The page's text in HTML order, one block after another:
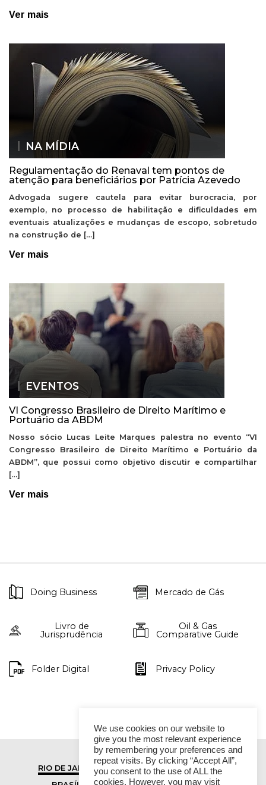
Ver mais
NA MÍDIA
Regulamentação do Renaval tem pontos de
atenção para beneficiários por Patrícia Azevedo
Advogada sugere cautela para evitar burocracia, por
exemplo, no processo de habilitação e dificuldades em
eventuais atualizações e mudanças de escopo, sobretudo
na construção de […]
Ver mais
EVENTOS
VI Congresso Brasileiro de Direito Marítimo e
Portuário da ABDM
Nosso sócio Lucas Leite Marques palestra no evento “VI
Congresso Brasileiro de Direito Marítimo e Portuário da
ABDM”, que possui como objetivo discutir e compartilhar
[…]
Ver mais
Doing Business Mercado de Gás
Livro de
Jurisprudência
Oil & Gas
Comparative Guide
Folder Digital Privacy Policy
RIO DE JANEIRO
SÃO PAULO
We use cookies on our website to
give you the most relevant experience
by remembering your preferences and
repeat visits. By clicking “Accept All”,
you consent to the use of ALL the
cookies. However, you may visit